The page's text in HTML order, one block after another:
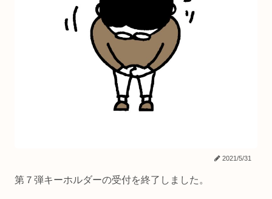
2021/5/31
第７弾キーホルダーの受付を終了しました。